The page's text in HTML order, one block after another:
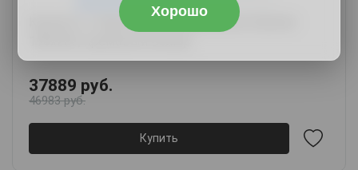
Кровать с подъемным механизмом Амелия
37889 руб.
46983 руб.
Купить
Хорошо